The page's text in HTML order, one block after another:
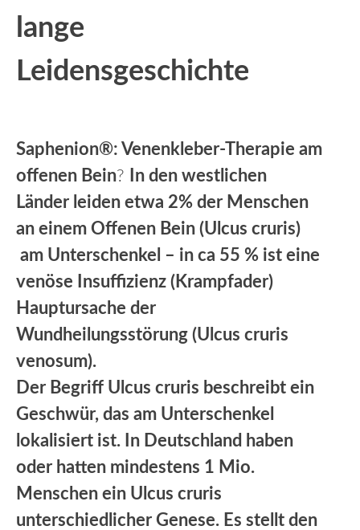
lange
Leidensgeschichte
Saphenion®: Venenkleber-Therapie am
offenen Bein?
In den westlichen
Länder leiden etwa 2% der Menschen
an einem Offenen Bein (Ulcus cruris)
am Unterschenkel – in ca 55 % ist eine
venöse Insuffizienz (Krampfader)
Hauptursache der
Wundheilungsstörung (Ulcus cruris
venosum).
Der Begriff Ulcus cruris beschreibt ein
Geschwür, das am Unterschenkel
lokalisiert ist. In Deutschland haben
oder hatten mindestens 1 Mio.
Menschen ein Ulcus cruris
unterschiedlicher Genese. Es stellt den